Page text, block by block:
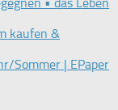
kaufen &
Sommer | EPaper